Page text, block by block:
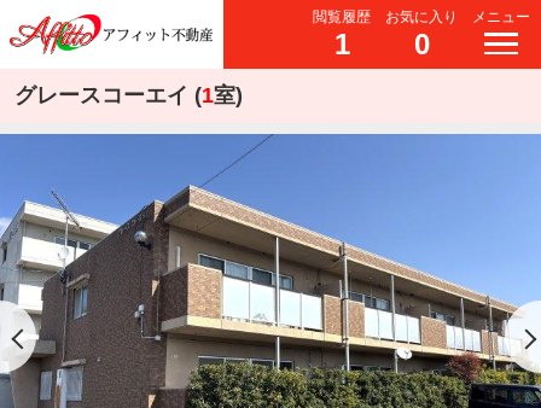
閲覧履歴
1
お気に入り
0
メニュー
グレースコーエイ (1室)